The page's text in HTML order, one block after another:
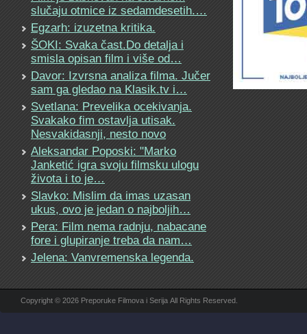
slučaju otmice iz sedamdesetih.…
Egzarh: izuzetna kritika.
ŠOKI: Svaka čast.Do detalja i
smisla opisan film i više od…
Davor: Izvrsna analiza filma. Jučer
sam ga gledao na Klasik.tv i…
Svetlana: Prevelika ocekivanja.
Svakako fim ostavlja utisak.
Nesvakidasnji, nesto novo
Aleksandar Poposki: "Marko
Janketić igra svoju filmsku ulogu
života i to je…
Slavko: Mislim da imas uzasan
ukus, ovo je jedan o najboljih…
Pera: Film nema radnju, nabacane
fore i glupiranje treba da nam…
Jelena: Vanvremenska legenda.
Copyright © 2026 Preporuke Filmova i Serija All Rights Reserved.